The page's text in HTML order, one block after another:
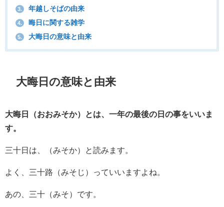
3. 年越しそばの由来
4. 晦日に関する雑学
5. 大晦日の意味と由来
大晦日の意味と由来
大晦日（おおみそか）とは、一年の最後の日の事をいいま
す。
三十日は、（みそか）と読みます。
よく、三十路（みそじ）っていいますよね。
あの、三十（みそ）です。